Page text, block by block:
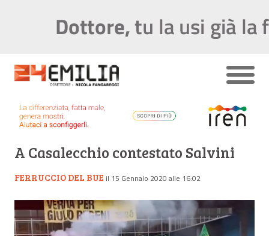
A Casalecchio contestato Salvini
FERRUCCIO DEL BUE il 15 Gennaio 2020 alle 16:02